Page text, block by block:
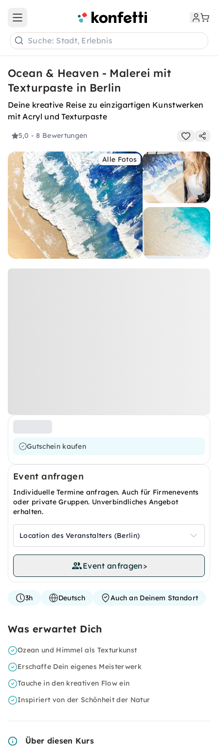
Open main menu
Suche: Stadt, Erlebnis
Ocean & Heaven - Malerei mit
Texturpaste in Berlin
Deine kreative Reise zu einzigartigen Kunstwerken
mit Acryl und Texturpaste
5,0 - 8 Bewertungen
Alle Fotos
Gutschein kaufen
Event anfragen
Individuelle Termine anfragen. Auch für Firmenevents
oder private Gruppen. Unverbindliches Angebot
erhalten.
Location des Veranstalters (Berlin)
Event anfragen>
3h Deutsch Auch an Deinem Standort
Was erwartet Dich
Ozean und Himmel als Texturkunst
Erschaffe Dein eigenes Meisterwerk
Tauche in den kreativen Flow ein
Inspiriert von der Schönheit der Natur
Über diesen Kurs